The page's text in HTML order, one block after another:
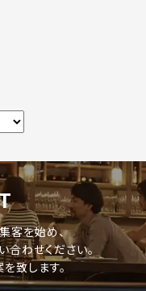
客を始め、
わせください。
致します。